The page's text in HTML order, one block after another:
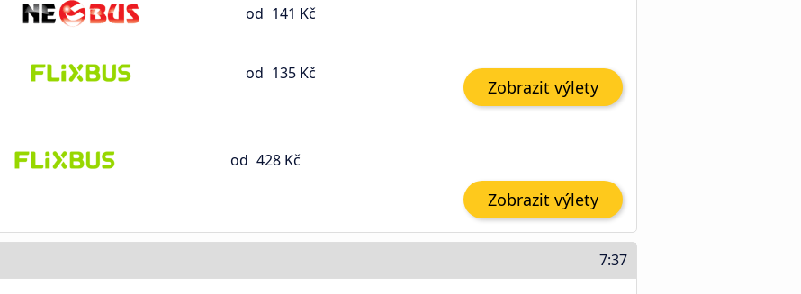
od 141 Kč
od 135 Kč
Zobrazit výlety
od 428 Kč
Zobrazit výlety
7:37